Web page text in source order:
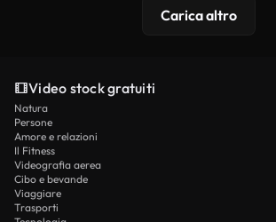
Carica altro
Video stock gratuiti
Natura
Persone
Amore e relazioni
Il Fitness
Videografia aerea
Cibo e bevande
Viaggiare
Trasporti